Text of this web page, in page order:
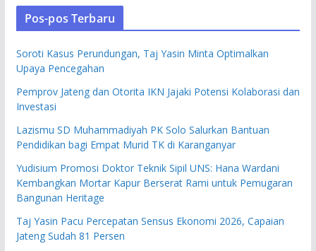
Pos-pos Terbaru
Soroti Kasus Perundungan, Taj Yasin Minta Optimalkan
Upaya Pencegahan
Pemprov Jateng dan Otorita IKN Jajaki Potensi Kolaborasi dan
Investasi
Lazismu SD Muhammadiyah PK Solo Salurkan Bantuan
Pendidikan bagi Empat Murid TK di Karanganyar
Yudisium Promosi Doktor Teknik Sipil UNS: Hana Wardani
Kembangkan Mortar Kapur Berserat Rami untuk Pemugaran
Bangunan Heritage
Taj Yasin Pacu Percepatan Sensus Ekonomi 2026, Capaian
Jateng Sudah 81 Persen